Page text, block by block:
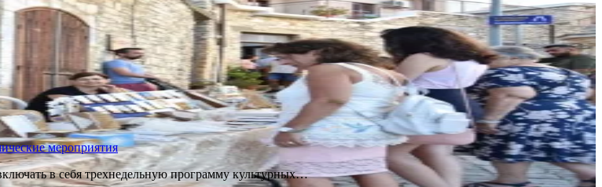
мероприятия
в себя трехнедельную программу культурных…